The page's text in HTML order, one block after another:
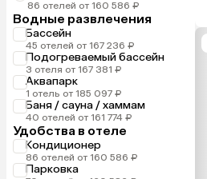
86 отелей от 160 586 ₽
Водные развлечения
Бассейн
45 отелей от 167 236 ₽
Подогреваемый бассейн
3 отеля от 167 381 ₽
Аквапарк
1 отель от 185 097 ₽
Баня / сауна / хаммам
40 отелей от 161 774 ₽
Удобства в отеле
Кондиционер
86 отелей от 160 586 ₽
Парковка